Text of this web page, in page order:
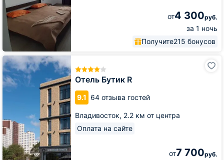
от4 300руб.
за 1 ночь
Получите215 бонусов
Отель Бутик R
9.1 64 отзыва гостей
Владивосток, 2.2 км от центра
Оплата на сайте
от7 700руб.
Отель
Бутик
R